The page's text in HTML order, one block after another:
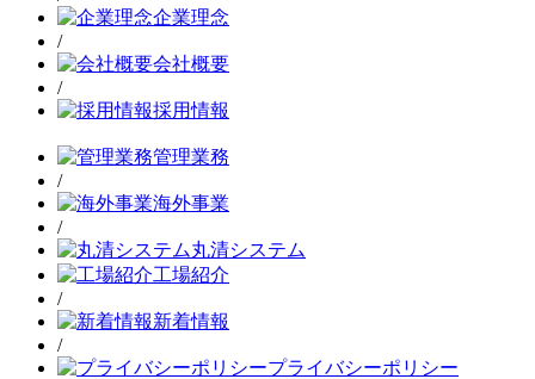
企業理念
/
会社概要
/
採用情報
管理業務
/
海外事業
/
丸清システム
工場紹介
/
新着情報
/
プライバシーポリシー